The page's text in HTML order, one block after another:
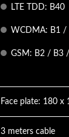
LTE TDD: B40
WCDMA: B1
GSM: B2 / B3
Face plate: 180 x
3 meters cable